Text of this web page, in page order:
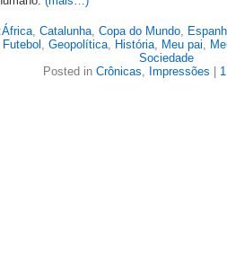
África, Catalunha, Copa do Mundo,
Futebol , Geopolítica, História, Meu pai,
Sociedade
Posted in Crônicas, Impressões